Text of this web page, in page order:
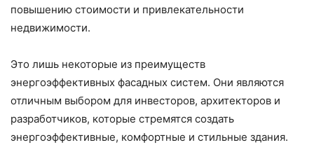
повышению стоимости и привлекательности
недвижимости.
Это лишь некоторые из преимуществ
энергоэффективных фасадных систем. Они являются
отличным выбором для инвесторов, архитекторов и
разработчиков, которые стремятся создать
энергоэффективные, комфортные и стильные здания.